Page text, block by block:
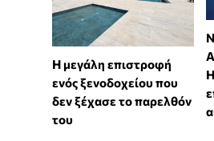
Η μεγάλη επιστροφή
ενός ξενοδοχείου που
δεν ξέχασε το παρελθόν
του